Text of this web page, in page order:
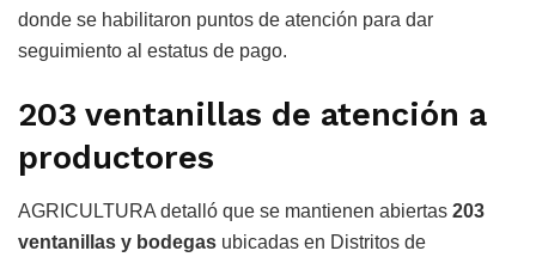
donde se habilitaron puntos de atención para dar
seguimiento al estatus de pago.
203 ventanillas de atención a
productores
AGRICULTURA detalló que se mantienen abiertas 203
ventanillas y bodegas ubicadas en Distritos de